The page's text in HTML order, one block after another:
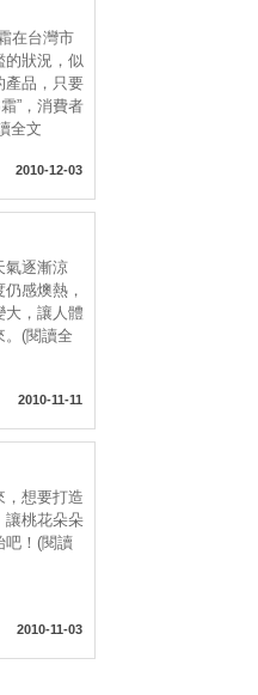
在台灣市
的狀況，似
產品，只要
”，消費者
全文
2010-12-03
氣逐漸涼
感燠熱，
大，讓人體
。(閱讀全
2010-11-11
，想要打造
讓桃花朵朵
吧！(閱讀
2010-11-03